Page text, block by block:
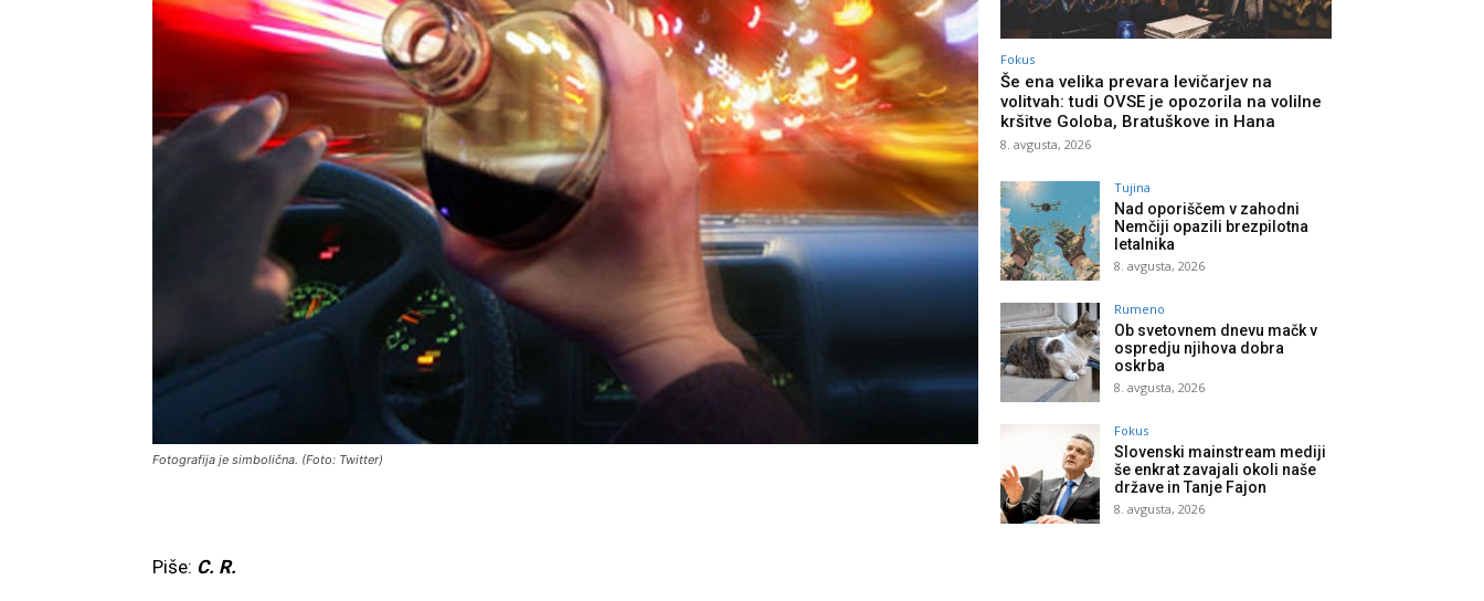
Fotografija je simbolična. (Foto: Twitter)
Piše: C. R.
Fokus
Še ena velika prevara levičarjev na
volitvah: tudi OVSE je opozorila na volilne
kršitve Goloba, Bratuškove in Hana
8. avgusta, 2026
Tujina
Nad oporiščem v zahodni
Nemčiji opazili brezpilotna
letalnika
8. avgusta, 2026
Rumeno
Ob svetovnem dnevu mačk v
ospredju njihova dobra
oskrba
8. avgusta, 2026
Fokus
Slovenski mainstream mediji
še enkrat zavajali okoli naše
države in Tanje Fajon
8. avgusta, 2026